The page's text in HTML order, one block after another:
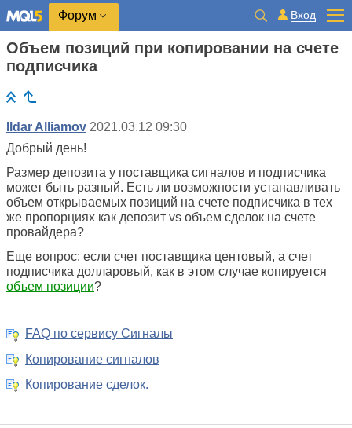
Форум Вход
Объем позиций при копировании на счете
подписчика
Ildar Alliamov 2021.03.12 09:30
Добрый день!
Размер депозита у поставщика сигналов и подписчика
может быть разный. Есть ли возможности устанавливать
объем открываемых позиций на счете подписчика в тех
же пропорциях как депозит vs объем сделок на счете
провайдера?
Еще вопрос: если счет поставщика центовый, а счет
подписчика долларовый, как в этом случае копируется
объем позиции?
FAQ по сервису Сигналы
Копирование сигналов
Копирование сделок.